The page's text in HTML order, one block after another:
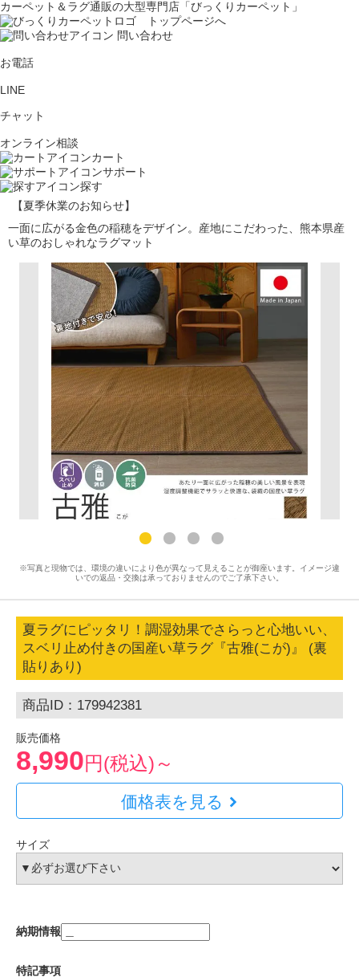
カーペット＆ラグ通販の大型専門店「びっくりカーペット」
問い合わせ
お電話
LINE
チャット
オンライン相談
カート
サポート
探す
【夏季休業のお知らせ】
一面に広がる金色の稲穂をデザイン。産地にこだわった、熊本県産
い草のおしゃれなラグマット
※写真と現物では、環境の違いにより色が異なって見えることが御座います。イメージ違
いでの返品・交換は承っておりませんのでご了承下さい。
夏ラグにピッタリ！調湿効果でさらっと心地いい、
スベリ止め付きの国産い草ラグ『古雅(こが)』 (裏
貼りあり)
商品ID：179942381
販売価格
8,990円(税込)～
価格表を見る
サイズ
納期情報
特記事項